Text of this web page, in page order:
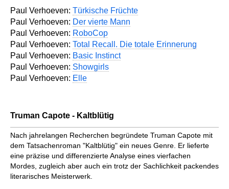
Paul Verhoeven: Türkische Früchte
Paul Verhoeven: Der vierte Mann
Paul Verhoeven: RoboCop
Paul Verhoeven: Total Recall. Die totale Erinnerung
Paul Verhoeven: Basic Instinct
Paul Verhoeven: Showgirls
Paul Verhoeven: Elle
Truman Capote - Kaltblütig
Nach jahrelangen Recherchen begründete Truman Capote mit
dem Tatsachenroman "Kaltblütig" ein neues Genre. Er lieferte
eine präzise und differenzierte Analyse eines vierfachen
Mordes, zugleich aber auch ein trotz der Sachlichkeit packendes
literarisches Meisterwerk.